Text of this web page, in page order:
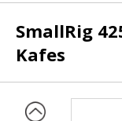
SmallRig
Kafes